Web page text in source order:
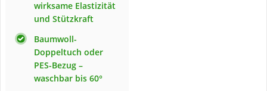
wirksame Elastizität
und Stützkraft
Baumwoll-
Doppeltuch oder
PES-Bezug –
waschbar bis 60°